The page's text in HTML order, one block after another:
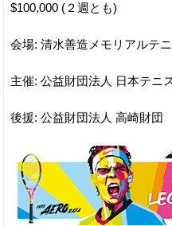
$100,000 (２週とも)
会場: 清水善造メモリアルテ
主催: 公益財団法人 日本テニ
後援: 公益財団法人 高崎財団